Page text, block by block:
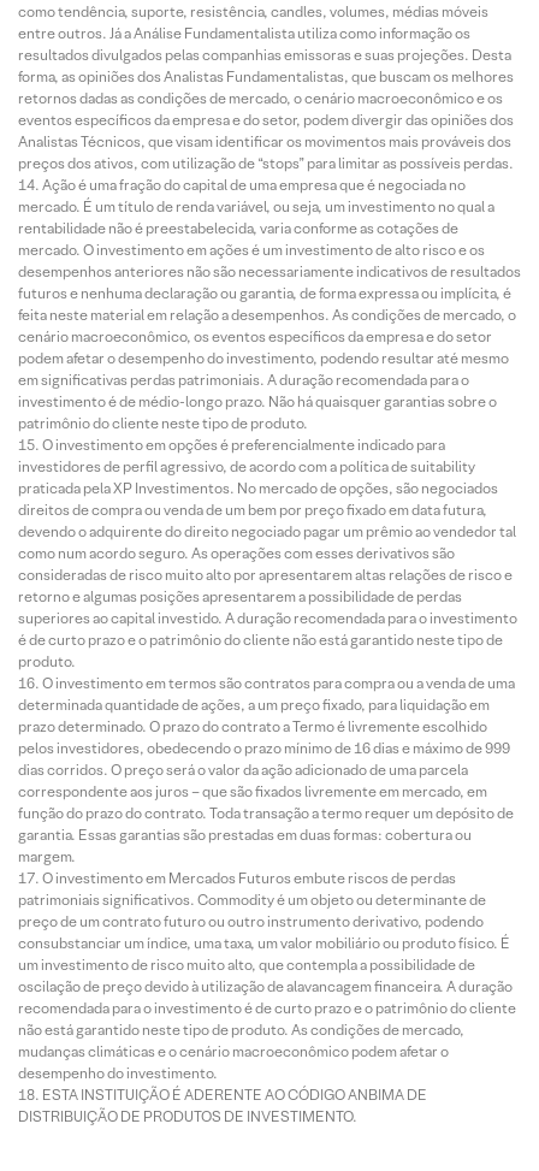
como tendência, suporte, resistência, candles, volumes, médias móveis
entre outros. Já a Análise Fundamentalista utiliza como informação os
resultados divulgados pelas companhias emissoras e suas projeções. Desta
forma, as opiniões dos Analistas Fundamentalistas, que buscam os melhores
retornos dadas as condições de mercado, o cenário macroeconômico e os
eventos específicos da empresa e do setor, podem divergir das opiniões dos
Analistas Técnicos, que visam identificar os movimentos mais prováveis dos
preços dos ativos, com utilização de “stops” para limitar as possíveis perdas.
Ação é uma fração do capital de uma empresa que é negociada no
mercado. É um título de renda variável, ou seja, um investimento no qual a
rentabilidade não é preestabelecida, varia conforme as cotações de
mercado. O investimento em ações é um investimento de alto risco e os
desempenhos anteriores não são necessariamente indicativos de resultados
futuros e nenhuma declaração ou garantia, de forma expressa ou implícita, é
feita neste material em relação a desempenhos. As condições de mercado, o
cenário macroeconômico, os eventos específicos da empresa e do setor
podem afetar o desempenho do investimento, podendo resultar até mesmo
em significativas perdas patrimoniais. A duração recomendada para o
investimento é de médio-longo prazo. Não há quaisquer garantias sobre o
patrimônio do cliente neste tipo de produto.
O investimento em opções é preferencialmente indicado para
investidores de perfil agressivo, de acordo com a política de suitability
praticada pela XP Investimentos. No mercado de opções, são negociados
direitos de compra ou venda de um bem por preço fixado em data futura,
devendo o adquirente do direito negociado pagar um prêmio ao vendedor tal
como num acordo seguro. As operações com esses derivativos são
consideradas de risco muito alto por apresentarem altas relações de risco e
retorno e algumas posições apresentarem a possibilidade de perdas
superiores ao capital investido. A duração recomendada para o investimento
é de curto prazo e o patrimônio do cliente não está garantido neste tipo de
produto.
O investimento em termos são contratos para compra ou a venda de uma
determinada quantidade de ações, a um preço fixado, para liquidação em
prazo determinado. O prazo do contrato a Termo é livremente escolhido
pelos investidores, obedecendo o prazo mínimo de 16 dias e máximo de 999
dias corridos. O preço será o valor da ação adicionado de uma parcela
correspondente aos juros – que são fixados livremente em mercado, em
função do prazo do contrato. Toda transação a termo requer um depósito de
garantia. Essas garantias são prestadas em duas formas: cobertura ou
margem.
O investimento em Mercados Futuros embute riscos de perdas
patrimoniais significativos. Commodity é um objeto ou determinante de
preço de um contrato futuro ou outro instrumento derivativo, podendo
consubstanciar um índice, uma taxa, um valor mobiliário ou produto físico. É
um investimento de risco muito alto, que contempla a possibilidade de
oscilação de preço devido à utilização de alavancagem financeira. A duração
recomendada para o investimento é de curto prazo e o patrimônio do cliente
não está garantido neste tipo de produto. As condições de mercado,
mudanças climáticas e o cenário macroeconômico podem afetar o
desempenho do investimento.
ESTA INSTITUIÇÃO É ADERENTE AO CÓDIGO ANBIMA DE
DISTRIBUIÇÃO DE PRODUTOS DE INVESTIMENTO.